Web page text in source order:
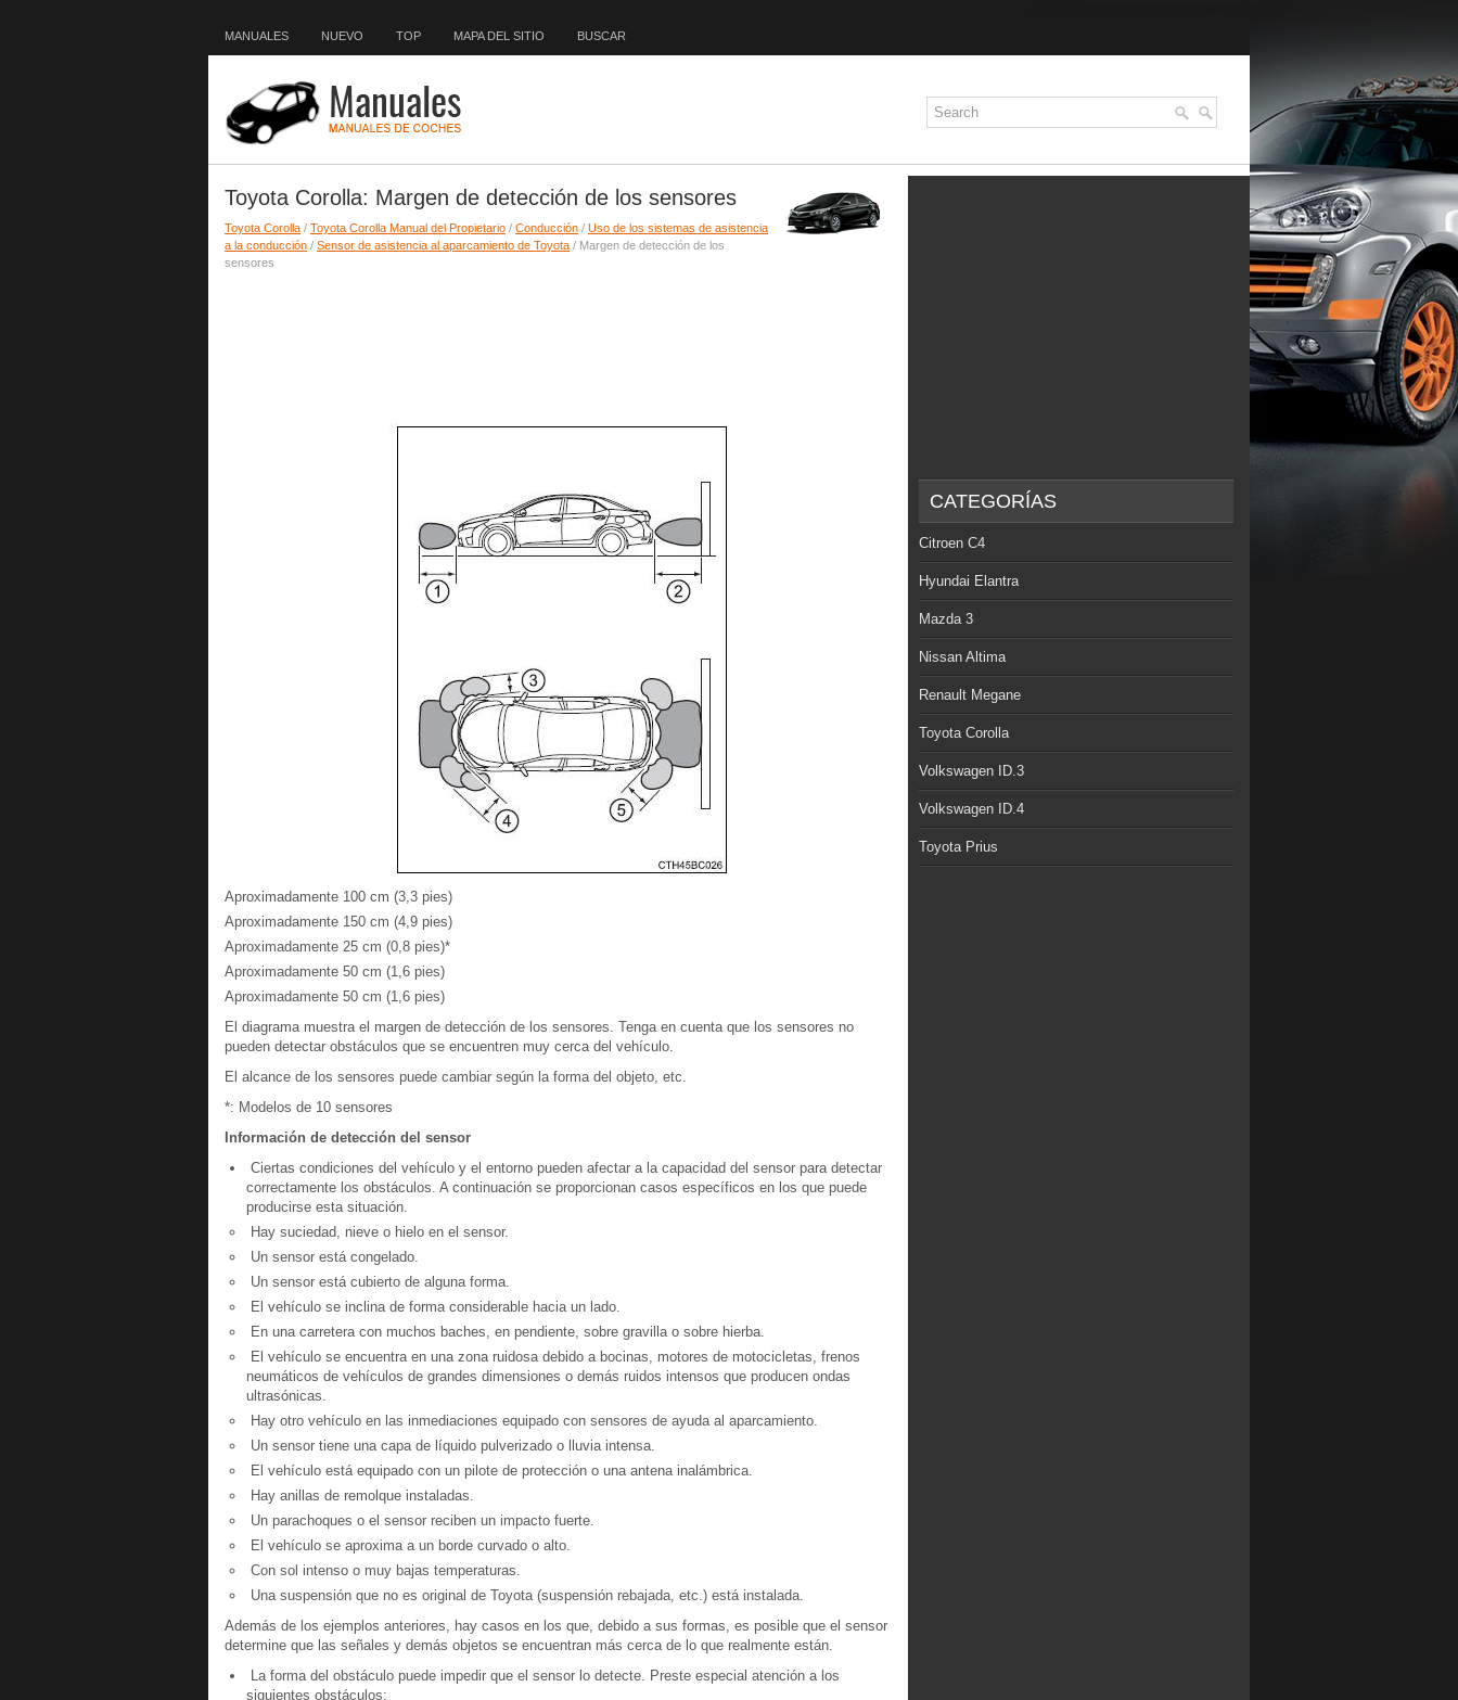
MANUALES NUEVO TOP MAPA DEL SITIO BUSCAR
Toyota Corolla: Margen de detección de los sensores
Toyota Corolla / Toyota Corolla Manual del Propietario / Conducción / Uso de los sistemas de asistencia
a la conducción / Sensor de asistencia al aparcamiento de Toyota / Margen de detección de los
sensores
Aproximadamente 100 cm (3,3 pies)
Aproximadamente 150 cm (4,9 pies)
Aproximadamente 25 cm (0,8 pies)*
Aproximadamente 50 cm (1,6 pies)
Aproximadamente 50 cm (1,6 pies)
El diagrama muestra el margen de detección de los sensores. Tenga en cuenta que los sensores no
pueden detectar obstáculos que se encuentren muy cerca del vehículo.
El alcance de los sensores puede cambiar según la forma del objeto, etc.
*: Modelos de 10 sensores
Información de detección del sensor
Ciertas condiciones del vehículo y el entorno pueden afectar a la capacidad del sensor para detectar
correctamente los obstáculos. A continuación se proporcionan casos específicos en los que puede
producirse esta situación.
Hay suciedad, nieve o hielo en el sensor.
Un sensor está congelado.
Un sensor está cubierto de alguna forma.
El vehículo se inclina de forma considerable hacia un lado.
En una carretera con muchos baches, en pendiente, sobre gravilla o sobre hierba.
El vehículo se encuentra en una zona ruidosa debido a bocinas, motores de motocicletas, frenos
neumáticos de vehículos de grandes dimensiones o demás ruidos intensos que producen ondas
ultrasónicas.
Hay otro vehículo en las inmediaciones equipado con sensores de ayuda al aparcamiento.
Un sensor tiene una capa de líquido pulverizado o lluvia intensa.
El vehículo está equipado con un pilote de protección o una antena inalámbrica.
Hay anillas de remolque instaladas.
Un parachoques o el sensor reciben un impacto fuerte.
El vehículo se aproxima a un borde curvado o alto.
Con sol intenso o muy bajas temperaturas.
Una suspensión que no es original de Toyota (suspensión rebajada, etc.) está instalada.
Además de los ejemplos anteriores, hay casos en los que, debido a sus formas, es posible que el sensor
determine que las señales y demás objetos se encuentran más cerca de lo que realmente están.
La forma del obstáculo puede impedir que el sensor lo detecte. Preste especial atención a los
siguientes obstáculos:
CATEGORÍAS
Citroen C4
Hyundai Elantra
Mazda 3
Nissan Altima
Renault Megane
Toyota Corolla
Volkswagen ID.3
Volkswagen ID.4
Toyota Prius